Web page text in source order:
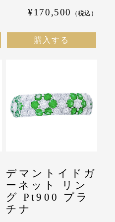
¥170,500 （税込）
購入する
デマントイドガ
ーネット リン
グ Pt900 プラ
チナ